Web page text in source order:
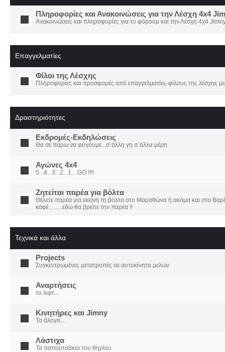
Πληροφορίες και Ανακοινώσεις για την Λέσχη 4x4
Ανακοινώσεις και πληροφορίες για το φόρουμ και την Λέσχη 4χ4
Επαγγελματίες
Φίλοι της Λέσχης
Πληροφορίες και προσφορές από επαγγελματίες-φίλους της λέσχης
Δραστηριότητες
Εκδρομές-Εκδηλώσεις
Θα σε πάρω να φύγουμε...σ΄άλλη γη σ΄άλλα μέρη
Αγώνες 4x4
5...4...3...2...1....GO !!!!
Ζητείται παρέα για βόλτα
Θέλετε παρέα για εκείνη τη βόλτα στο Μαραθώνα ή ακόμα και στα
καφέ ; ......εδώ θα βρείτε την παρέα !!
Τεχνικά και άλλα
Projects
Συγκεντρωμένες μετατροπές σε αυτοκίνητα μελών
Αναρτήσεις
το λιφτ...
Κινητήρες και Jimny
Τα άλογα...
Λάστιχα
Τα παπουτσάκια του θηρίου